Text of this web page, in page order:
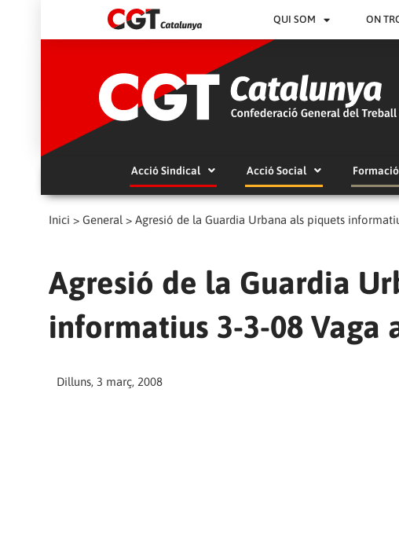
QUI SOM ON
Acció Sindical Acció Social Formació
Inici > General > Agresió de la Guardia Urbana als piquets
Agresió de la Guardia
informatius 3-3-08 Vaga
Dilluns, 3 març, 2008